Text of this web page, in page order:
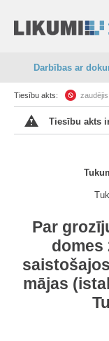
Darbības ar
Tiesību akts:
Tiesību akts
Par
domes
mājas